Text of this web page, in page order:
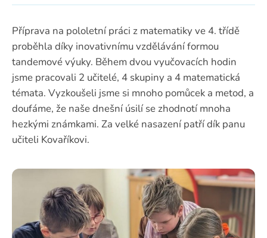
Příprava na pololetní práci z matematiky ve 4. třídě
proběhla díky inovativnímu vzdělávání formou
tandemové výuky. Během dvou vyučovacích hodin
jsme pracovali 2 učitelé, 4 skupiny a 4 matematická
témata. Vyzkoušeli jsme si mnoho pomůcek a metod, a
doufáme, že naše dnešní úsilí se zhodnotí mnoha
hezkými známkami. Za velké nasazení patří dík panu
učiteli Kovaříkovi.